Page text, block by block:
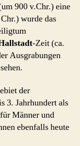
900 v.Chr.) eine
wurde das
-Zeit (ca.
Ausgrabungen
der
3. Jahrhundert als
Männer und
ebenfalls heute